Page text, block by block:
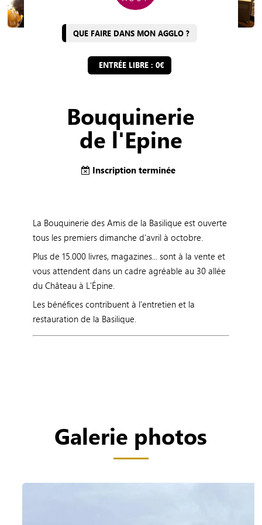
QUE FAIRE DANS MON AGGLO ?
ENTRÉE LIBRE : 0€
Bouquinerie
de l'Epine
Inscription terminée
La Bouquinerie des Amis de la Basilique est ouverte
tous les premiers dimanche d'avril à octobre.
Plus de 15.000 livres, magazines... sont à la vente et
vous attendent dans un cadre agréable au 30 allée
du Château à L'Épine.
Les bénéfices contribuent à l'entretien et la
restauration de la Basilique.
Galerie photos